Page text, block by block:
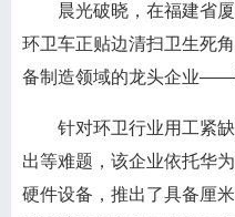
晨光破晓，在福建省厦
环卫车正贴边清扫卫生死
备制造领域的龙头企业——
针对环卫行业用工紧缺
出等难题，该企业依托华
硬件设备，推出了具备厘